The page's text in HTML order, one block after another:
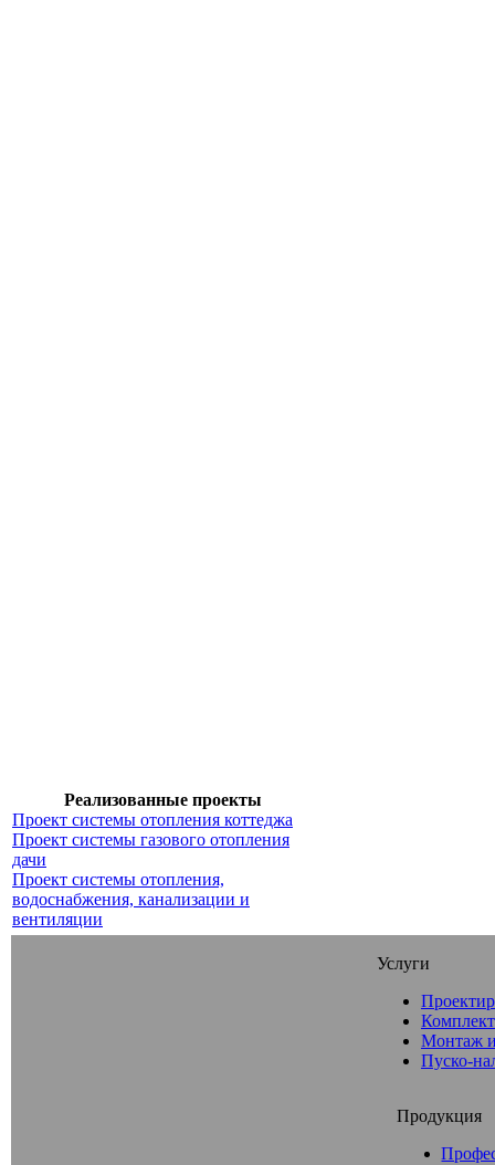
Реализованные проекты
Проект системы отопления коттеджа
Проект системы газового отопления
дачи
Проект системы отопления,
водоснабжения, канализации и
вентиляции
Услуги
Монтаж
Пуско-
Продукция